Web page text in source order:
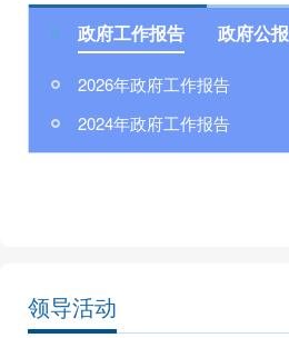
政府工作报告 政府公报
2026年政府工作报告
2024年政府工作报告
领导活动